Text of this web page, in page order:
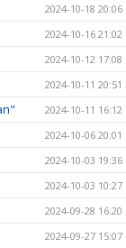
2024-10-18 20:06
2024-10-16 21:02
2024-10-12 17:08
2024-10-11 20:51
2024-10-11 16:12
2024-10-06 20:01
2024-10-03 19:36
2024-10-03 10:27
2024-09-28 16:20
2024-09-27 15:07